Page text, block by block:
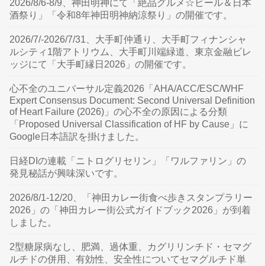
2026/8/6-8/9、神田明神にて「絶品グルメ☆ビール＆日本
酒祭り」「令和8年神田明神納涼祭り」の開催です。
2026/7/-2026/7/31、大手町仲通り、大手町フィナンシャ
ルシティ1階アトリウム、大手町川端緑道、東京金融ビレ
ッジにて「大手町縁日2026」の開催です。
心不全のユニバーサル定義2026「AHA/ACC/ESC/WHF
Expert Consensus Document: Second Universal Definition
of Heart Failure (2026)」の心不全の原因による分類
「Proposed Universal Classification of HF by Cause」に
Google日本語訳を掛けました。
日経DIの連載「ニトログリセリン」「ワルファリン」の
発見秘話が興味深いです。
2026/8/1-12/20、「神田カレー街食べ歩きスタンプラリー
2026」の「神田カレー街公式ガイドブック2026」が到着
しました。
2型糖尿病なし、肥満、過体重、カグリリンチド・セマグ
ルチドの併用、有効性、安全性についてセマグルチド単